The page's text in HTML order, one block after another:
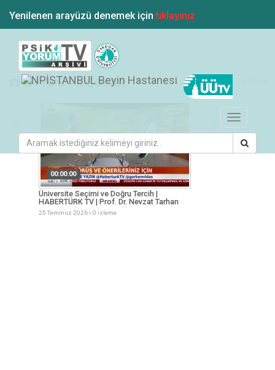
Yenilenen arayüzü denemek içintıklayınız
Toggle
navigation
EN YENİ VİDEOLAR
00:00:00
Üniversite Seçimi ve Doğru Tercih |
HABERTÜRK TV | Prof. Dr. Nevzat Tarhan
25 Temmuz 2026 0 izleme